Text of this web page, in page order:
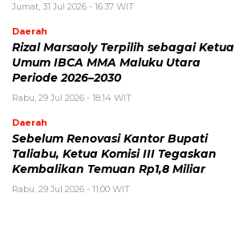
Jumat, 31 Jul 2026 - 16:37 WIT
Daerah
Rizal Marsaoly Terpilih sebagai Ketua
Umum IBCA MMA Maluku Utara
Periode 2026–2030
Rabu, 29 Jul 2026 - 18:14 WIT
Daerah
Sebelum Renovasi Kantor Bupati
Taliabu, Ketua Komisi III Tegaskan
Kembalikan Temuan Rp1,8 Miliar
Rabu, 29 Jul 2026 - 11:00 WIT